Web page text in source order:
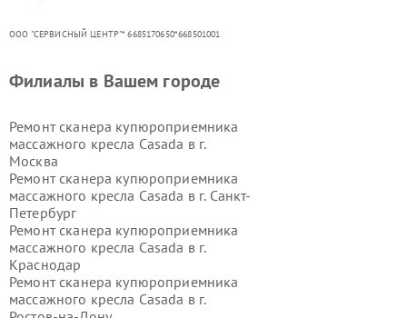
ООО "СЕРВИСНЫЙ ЦЕНТР"* 6685170650*668501001
Филиалы в Вашем городе
Ремонт сканера купюроприемника
массажного кресла Casada в г.
Москва
Ремонт сканера купюроприемника
массажного кресла Casada в г. Санкт-
Петербург
Ремонт сканера купюроприемника
массажного кресла Casada в г.
Краснодар
Ремонт сканера купюроприемника
массажного кресла Casada в г.